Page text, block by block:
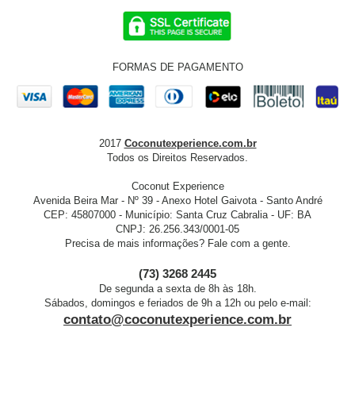
FORMAS DE PAGAMENTO
2017 Coconutexperience.com.br
Todos os Direitos Reservados.
Coconut Experience
Avenida Beira Mar - Nº 39 - Anexo Hotel Gaivota - Santo André
CEP: 45807000 - Município: Santa Cruz Cabralia - UF: BA
CNPJ: 26.256.343/0001-05
Precisa de mais informações? Fale com a gente.
(73) 3268 2445
De segunda a sexta de 8h às 18h.
Sábados, domingos e feriados de 9h a 12h ou pelo e-mail:
contato@coconutexperience.com.br